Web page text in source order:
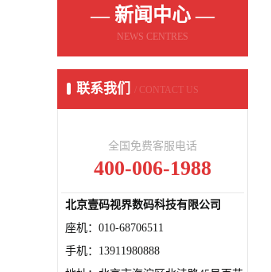
— 新闻中心 —
NEWS CENTRES
联系我们 / CONTACT US
全国免费客服电话
400-006-1988
北京壹码视界数码科技有限公司
座机：010-68706511
手机：13911980888